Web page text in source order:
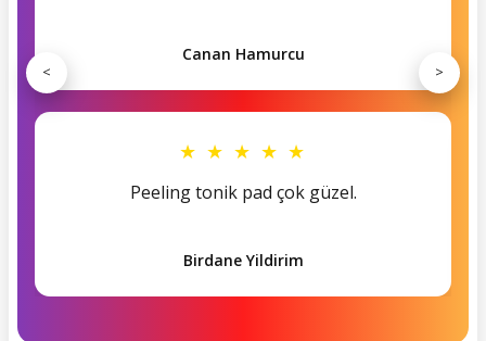
Canan Hamurcu
★ ★ ★ ★ ★
Peeling tonik pad çok güzel.
Birdane Yildirim
< >